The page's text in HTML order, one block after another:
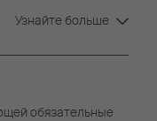
или два ряда.
Узнайте больше
обязательные